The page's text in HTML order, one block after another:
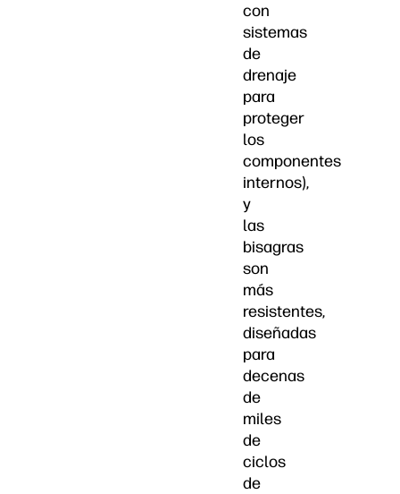
con
sistemas
de
drenaje
para
proteger
los
componentes
internos),
y
las
bisagras
son
más
resistentes,
diseñadas
para
decenas
de
miles
de
ciclos
de